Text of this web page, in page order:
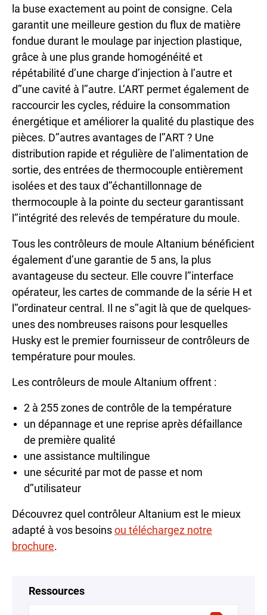
la buse exactement au point de consigne. Cela
garantit une meilleure gestion du flux de matière
fondue durant le moulage par injection plastique,
grâce à une plus grande homogénéité et
répétabilité d’une charge d’injection à l’autre et
d’’une cavité à l’’autre. L’ART permet également de
raccourcir les cycles, réduire la consommation
énergétique et améliorer la qualité du plastique des
pièces. D’’autres avantages de l’’ART ? Une
distribution rapide et régulière de l’alimentation de
sortie, des entrées de thermocouple entièrement
isolées et des taux d’’échantillonnage de
thermocouple à la pointe du secteur garantissant
l’’intégrité des relevés de température du moule.
Tous les contrôleurs de moule Altanium bénéficient
également d’une garantie de 5 ans, la plus
avantageuse du secteur. Elle couvre l’’interface
opérateur, les cartes de commande de la série H et
l’’ordinateur central. Il ne s’’agit là que de quelques-
unes des nombreuses raisons pour lesquelles
Husky est le premier fournisseur de contrôleurs de
température pour moules.
Les contrôleurs de moule Altanium offrent :
2 à 255 zones de contrôle de la température
un dépannage et une reprise après défaillance
de première qualité
une assistance multilingue
une sécurité par mot de passe et nom
d’’utilisateur
Découvrez quel contrôleur Altanium est le mieux
adapté à vos besoinsou téléchargez notre
brochure.
Ressources